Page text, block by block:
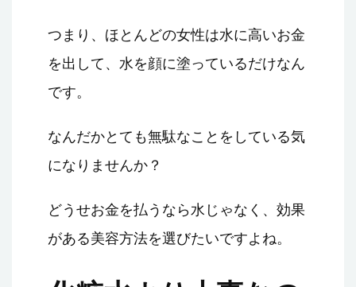
つまり、ほとんどの女性は水に高いお金
を出して、水を顔に塗っているだけなん
です。
なんだかとても無駄なことをしている気
になりませんか？
どうせお金を払うなら水じゃなく、効果
がある美容方法を選びたいですよね。